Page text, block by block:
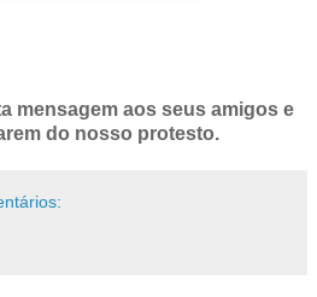
mensagem aos seus amigos e
do nosso protesto.